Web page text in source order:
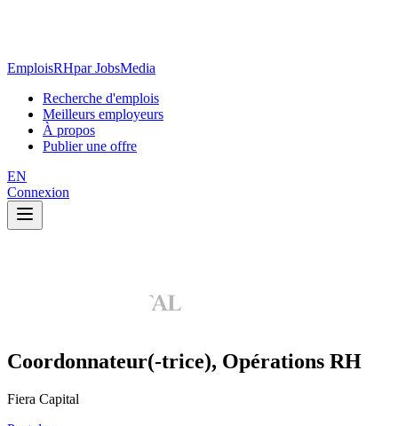
EmploisRHpar JobsMedia
Recherche d'emplois
Meilleurs employeurs
À propos
Publier une offre
EN
Connexion
Coordonnateur(-trice), Opérations RH
Fiera Capital